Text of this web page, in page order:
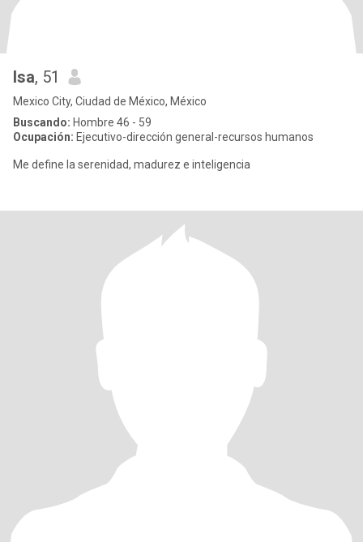
Isa, 51
Mexico City, Ciudad de México, México
Buscando: Hombre 46 - 59
Ocupación: Ejecutivo-dirección general-recursos humanos
Me define la serenidad, madurez e inteligencia